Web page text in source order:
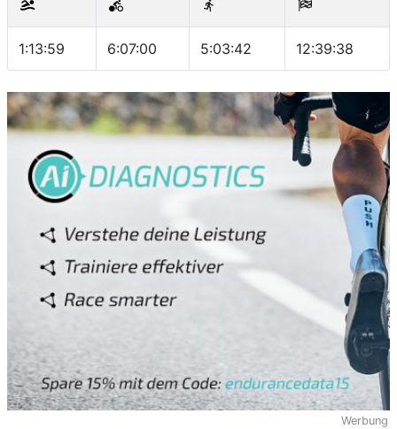
1:13:59 6:07:00 5:03:42 12:39:38
Werbung